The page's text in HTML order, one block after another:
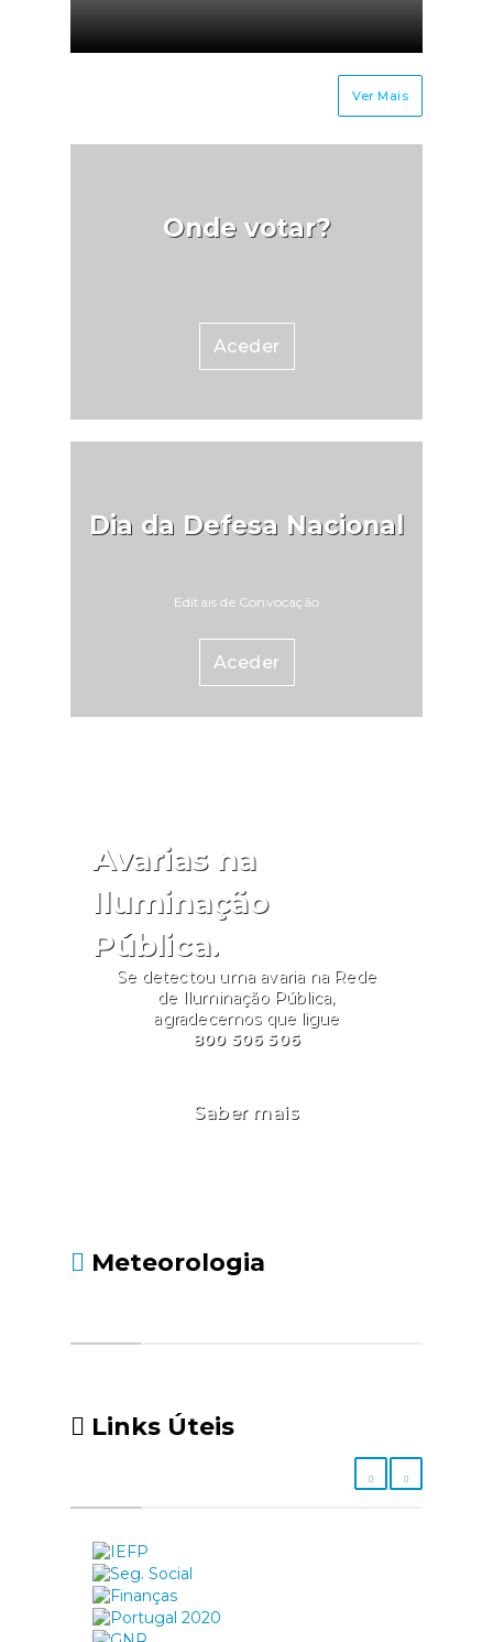
Ver Mais
Onde votar?
Aceder
Dia da Defesa Nacional
Editais de Convocação
Aceder
Avarias na
Iluminação
Pública.
Se detectou uma avaria na Rede
de Iluminação Pública,
agradecemos que ligue
800 506 506
Saber mais
Meteorologia
Links Úteis